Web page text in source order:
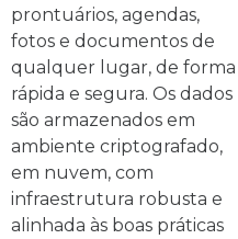
prontuários, agendas,
fotos e documentos de
qualquer lugar, de forma
rápida e segura. Os dados
são armazenados em
ambiente criptografado,
em nuvem, com
infraestrutura robusta e
alinhada às boas práticas